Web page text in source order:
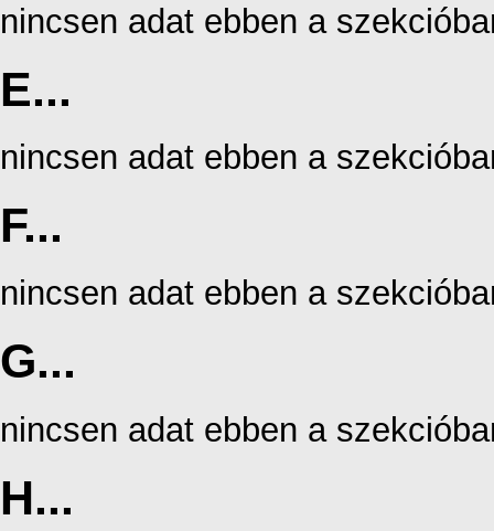
nincsen adat ebben a
E...
nincsen adat ebben a
F...
nincsen adat ebben a
G...
nincsen adat ebben a
H...